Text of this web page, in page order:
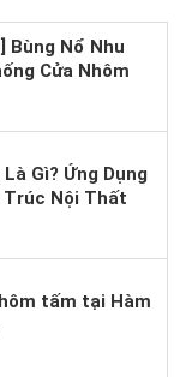
Bùng Nổ Nhu
Cửa Nhôm
Gì? Ứng Dụng
Trúc Nội Thất
tấm tại Hàm